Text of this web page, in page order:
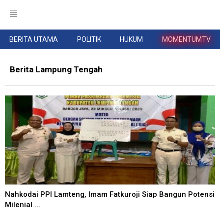
BERITA UTAMA POLITIK HUKUM MOMENTUMTV
Berita Lampung Tengah
Nahkodai PPI Lamteng, Imam Fatkuroji Siap Bangun Potensi
Milenial ...